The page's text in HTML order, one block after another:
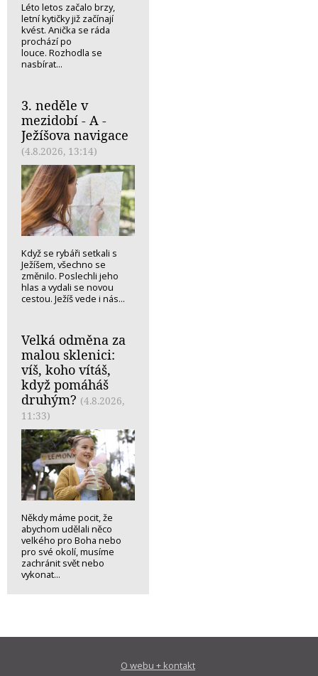
Léto letos začalo brzy,
letní kytičky již začínají
kvést. Anička se ráda
prochází po
louce. Rozhodla se
nasbírat...
3. neděle v
mezidobí - A -
Ježíšova navigace
(4.8.2026, 13:14)
Když se rybáři setkali s
Ježíšem, všechno se
změnilo. Poslechli jeho
hlas a vydali se novou
cestou. Ježíš vede i nás...
Velká odměna za
malou sklenici:
víš, koho vítáš,
když pomáháš
druhým? (4.8.2026,
11:33)
Někdy máme pocit, že
abychom udělali něco
velkého pro Boha nebo
pro své okolí, musíme
zachránit svět nebo
vykonat...
O webu + kontakt